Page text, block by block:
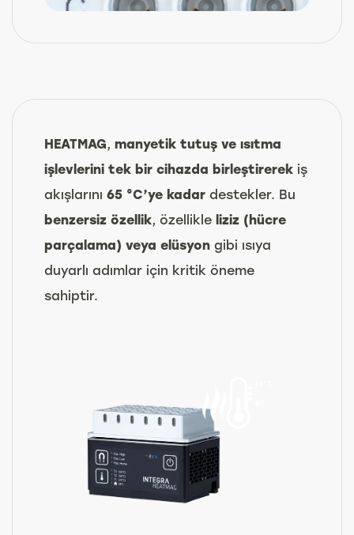
HEATMAG, manyetik tutuş ve ısıtma
işlevlerini tek bir cihazda birleştirerek iş
akışlarını 65 °C’ye kadar destekler. Bu
benzersiz özellik, özellikle liziz (hücre
parçalama) veya elüsyon gibi ısıya
duyarlı adımlar için kritik öneme
sahiptir.